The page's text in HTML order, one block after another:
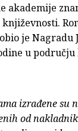
akademije
književnosti.
je Nagradu
u
izrađene su
od